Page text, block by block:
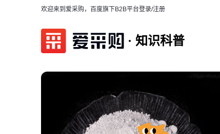
欢迎来到爱采购，百度旗下B2B平台登录/注册
知识科普